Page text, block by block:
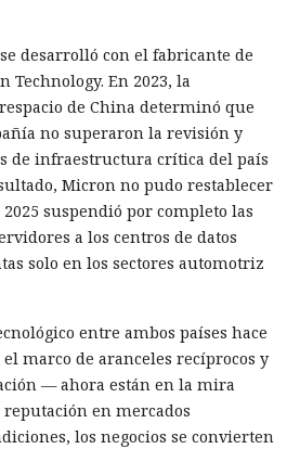
desarrolló con el fabricante de
En 2023, la
de China determinó que
no superaron la revisión y
de infraestructura crítica del país
Micron no pudo restablecer
suspendió por completo las
a los centros de datos
solo en los sectores automotriz
entre ambos países hace
marco de aranceles recíprocos y
— ahora están en la mira
en mercados
los negocios se convierten